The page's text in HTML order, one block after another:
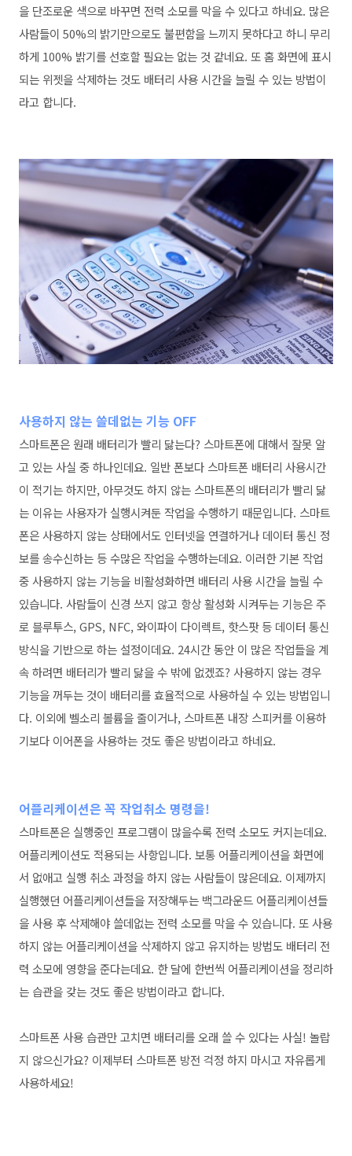
을 단조로운 색으로 바꾸면 전력 소모를 막을 수 있다고 하네요. 많은
사람들이 50%의 밝기만으로도 불편함을 느끼지 못하다고 하니 무리
하게 100% 밝기를 선호할 필요는 없는 것 같네요. 또 홈 화면에 표시
되는 위젯을 삭제하는 것도 배터리 사용 시간을 늘릴 수 있는 방법이
라고 합니다.
사용하지 않는 쓸데없는 기능 OFF
스마트폰은 원래 배터리가 빨리 닳는다? 스마트폰에 대해서 잘못 알
고 있는 사실 중 하나인데요. 일반 폰보다 스마트폰 배터리 사용시간
이 적기는 하지만, 아무것도 하지 않는 스마트폰의 배터리가 빨리 닳
는 이유는 사용자가 실행시켜둔 작업을 수행하기 때문입니다. 스마트
폰은 사용하지 않는 상태에서도 인터넷을 연결하거나 데이터 통신 정
보를 송수신하는 등 수많은 작업을 수행하는데요. 이러한 기본 작업
중 사용하지 않는 기능을 비활성화하면 배터리 사용 시간을 늘릴 수
있습니다. 사람들이 신경 쓰지 않고 항상 활성화 시켜두는 기능은 주
로 블루투스, GPS, NFC, 와이파이 다이렉트, 핫스팟 등 데이터 통신
방식을 기반으로 하는 설정이데요. 24시간 동안 이 많은 작업들을 계
속 하려면 배터리가 빨리 닳을 수 밖에 없겠죠? 사용하지 않는 경우
기능을 꺼두는 것이 배터리를 효율적으로 사용하실 수 있는 방법입니
다. 이외에 벨소리 볼륨을 줄이거나, 스마트폰 내장 스피커를 이용하
기보다 이어폰을 사용하는 것도 좋은 방법이라고 하네요.
어플리케이션은 꼭 작업취소 명령을!
스마트폰은 실행중인 프로그램이 많을수록 전력 소모도 커지는데요.
어플리케이션도 적용되는 사항입니다. 보통 어플리케이션을 화면에
서 없애고 실행 취소 과정을 하지 않는 사람들이 많은데요. 이제까지
실행했던 어플리케이션들을 저장해두는 백그라운드 어플리케이션들
을 사용 후 삭제해야 쓸데없는 전력 소모를 막을 수 있습니다. 또 사용
하지 않는 어플리케이션을 삭제하지 않고 유지하는 방법도 배터리 전
력 소모에 영향을 준다는데요. 한 달에 한번씩 어플리케이션을 정리하
는 습관을 갖는 것도 좋은 방법이라고 합니다.
스마트폰 사용 습관만 고치면 배터리를 오래 쓸 수 있다는 사실! 놀랍
지 않으신가요? 이제부터 스마트폰 방전 걱정 하지 마시고 자유롭게
사용하세요!